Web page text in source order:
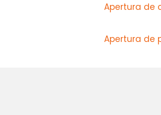
Apertura de
Apertura de